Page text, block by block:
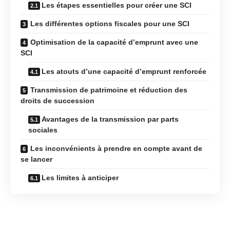
Les étapes essentielles pour créer une SCI
Les différentes options fiscales pour une SCI
Optimisation de la capacité d’emprunt avec une
SCI
Les atouts d’une capacité d’emprunt renforcée
Transmission de patrimoine et réduction des
droits de succession
Avantages de la transmission par parts
sociales
Les inconvénients à prendre en compte avant de
se lancer
Les limites à anticiper